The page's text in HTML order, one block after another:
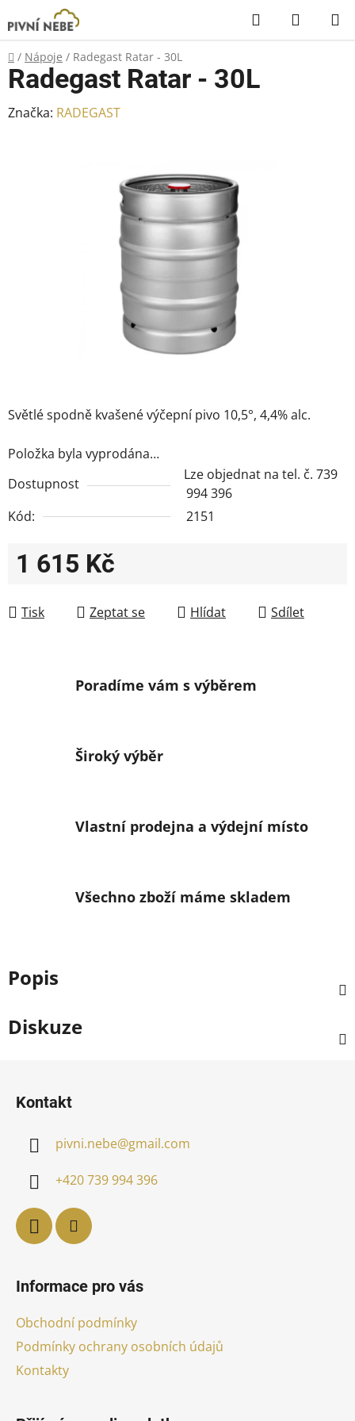
na
obsah
Hledat
KOŠÍK
Domů
/ Nápoje / Radegast Ratar - 30L
Světlé spodně kvašené výčepní pivo 10,5°, 4,4% alc.
Položka byla vyprodána…
Dostupnost
Lze objednat na tel. č. 739
994 396
Kód:
2151
1 615 Kč
Tisk
Zeptat se Hlídat Sdílet
Radegast Ratar - 30L
Značka: RADEGAST
Poradíme vám s výběrem
Široký výběr
Vlastní prodejna a výdejní místo
Všechno zboží máme skladem
Popis
Diskuze
Kontakt
pivni.nebe@gmail.com
+420 739 994 396
Informace pro vás
Obchodní podmínky
Podmínky ochrany osobních údajů
Kontakty